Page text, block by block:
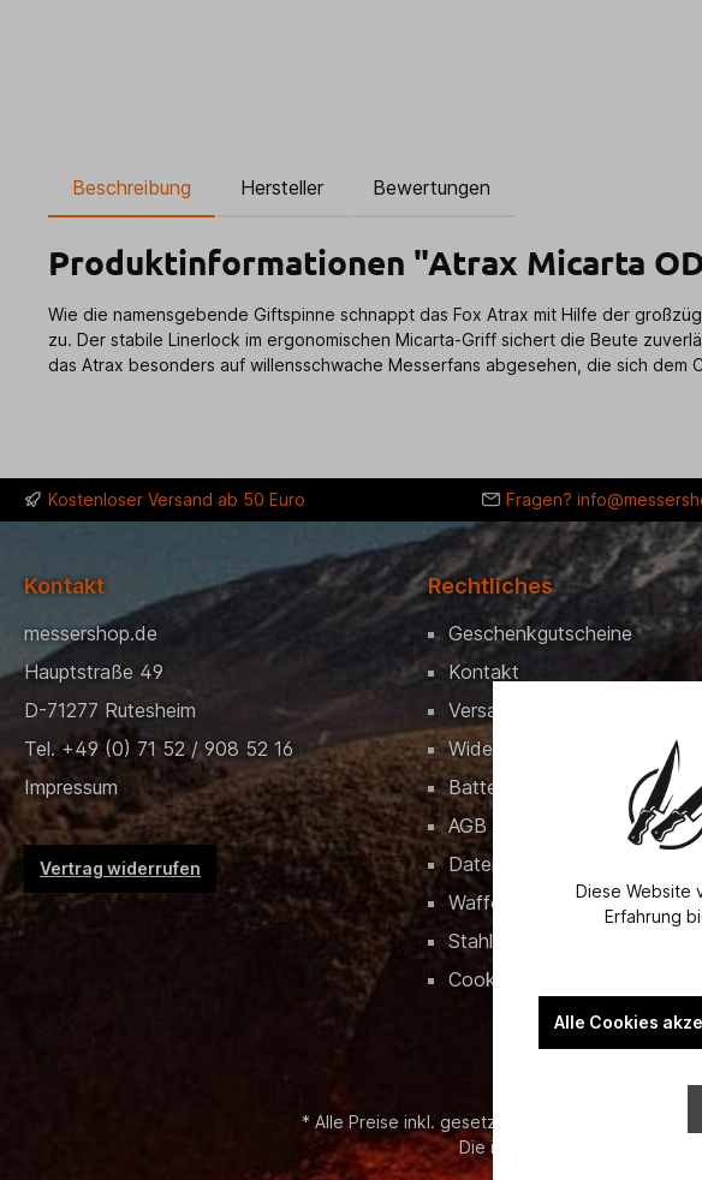
Beschreibung Hersteller Bewertungen
Produktinformationen "Atrax Micarta
Wie die namensgebende Giftspinne schnappt das Fox Atrax mit Hilfe der
zu. Der stabile Linerlock im ergonomischen Micarta-Griff sichert die Beute
das Atrax besonders auf willensschwache Messerfans abgesehen, die sich
Kostenloser Versand ab 50 Euro Fragen?
Kontakt
messershop.de
Hauptstraße 49
D-71277 Rutesheim
Tel. +49 (0) 71 52 / 908 52 16
Impressum
Vertrag widerrufen
Rechtliches
Geschenkgutscheine
Kontakt
Versand & Bezahlung
Widerrufsrecht
Batterieverordnung
AGB
Datenschutz
Waffenrecht
Stahlschlüssel
Cookies
* Alle Preise inkl. gesetzl. Mehrwertsteuer zzgl.
Die im Shop erwähnten
Diese Website
Erfahrung
Alle Cookies